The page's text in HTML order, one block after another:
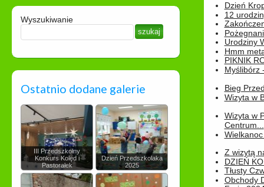
Wyszukiwanie
Ostatnio dodane galerie
III Przedszkolny
Konkurs Kolęd i
Pastorałek
Dzień Przedszkolaka
2025
Dzień
12
Urodziny
Hmm
PIKNIK
Myślibórz
Bieg
Wizyta w
Wizyta w
Centrum...
Z wizytą
DZIEŃ
Tłusty
Obchody